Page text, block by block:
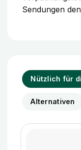
Sendungen
Nützlich für
Alternativen